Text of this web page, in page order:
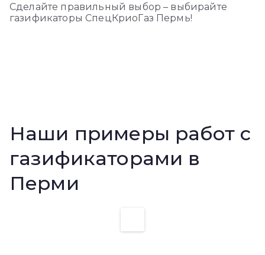
Сделайте правильный выбор – выбирайте
газификаторы СпецКриоГаз Пермь!
Наши примеры работ с
газификаторами в
Перми